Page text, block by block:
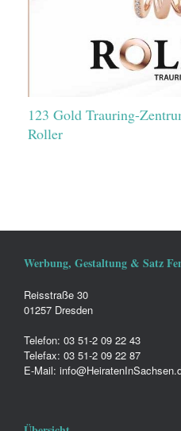
123 Gold Trauring-
Roller
Werbung, Gestaltung & Satz
Reisstraße 30
01257 Dresden
Telefon: 03 51-2 09 22 43
Telefax: 03 51-2 09 22 87
E-Mail: